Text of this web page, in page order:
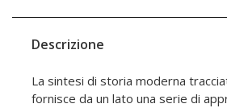
Descrizione
La sintesi di storia moderna
fornisce da un lato una serie di